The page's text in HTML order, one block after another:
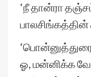
‘நீ தான்ரா
ஓ, மன்னிக்க